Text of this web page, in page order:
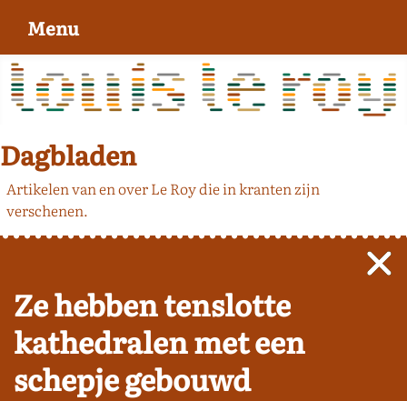
Dagbladen
Artikelen van en over Le Roy die in kranten zijn
verschenen.
Ze hebben tenslotte
kathedralen met een
schepje gebouwd
Menu